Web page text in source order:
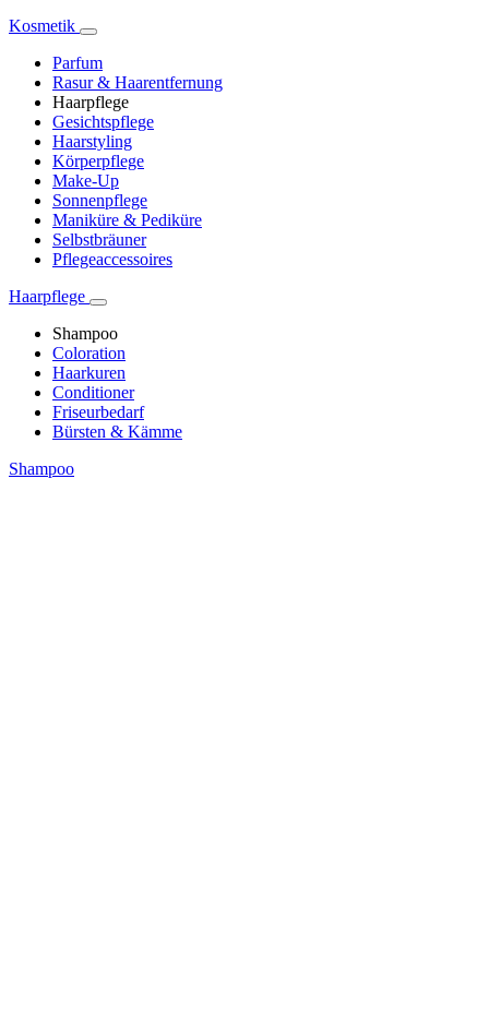
Kosmetik
Parfum
Rasur & Haarentfernung
Haarpflege
Gesichtspflege
Haarstyling
Körperpflege
Make-Up
Sonnenpflege
Maniküre & Pediküre
Selbstbräuner
Pflegeaccessoires
Haarpflege
Shampoo
Coloration
Haarkuren
Conditioner
Friseurbedarf
Bürsten & Kämme
Shampoo